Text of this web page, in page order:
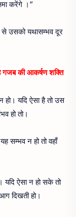
करेंगे ।”
उसको यथासम्भव दूर
गजब की आकर्षण शक्ति
हो। यदि ऐसा है तो उस
हो तो।
सम्भव न हो तो वहाँ
यदि ऐसा न हो सके तो
दिखती हो।